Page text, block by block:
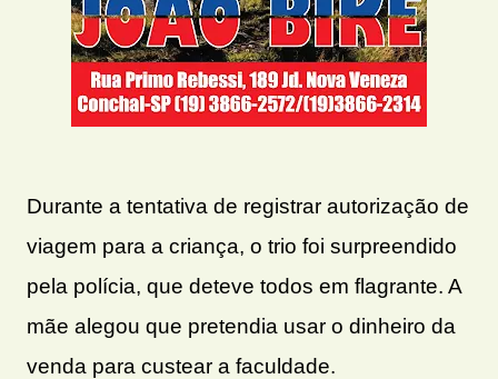
Durante a tentativa de registrar autorização de
viagem para a criança, o trio foi surpreendido
pela polícia, que deteve todos em flagrante. A
mãe alegou que pretendia usar o dinheiro da
venda para custear a faculdade.